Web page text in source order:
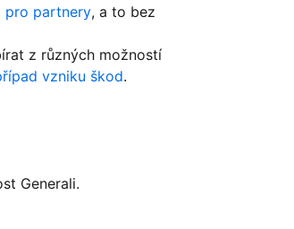
pro partnery, a to bez
z různých možností
vzniku škod.
Generali.